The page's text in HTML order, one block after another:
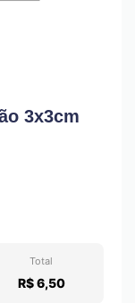
3x3cm
Total
R$ 6,50